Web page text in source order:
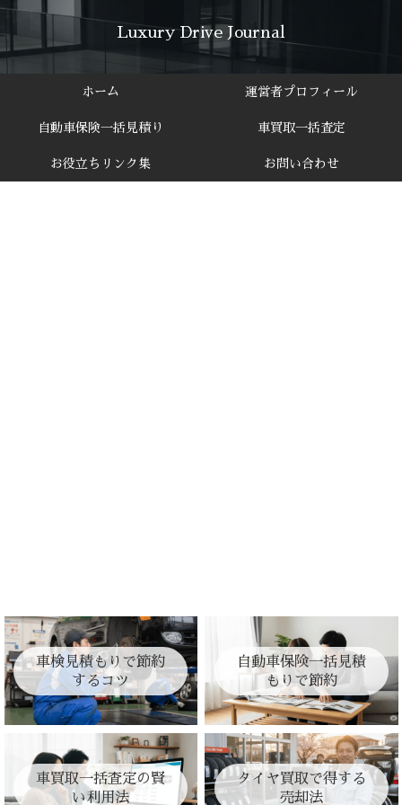
Luxury Drive Journal
ホーム 運営者プロフィール
自動車保険一括見積り 車買取一括査定
お役立ちリンク集 お問い合わせ
車検見積もりで節約
するコツ
自動車保険一括見積
もりで節約
車買取一括査定の賢
い利用法
タイヤ買取で得する
売却法